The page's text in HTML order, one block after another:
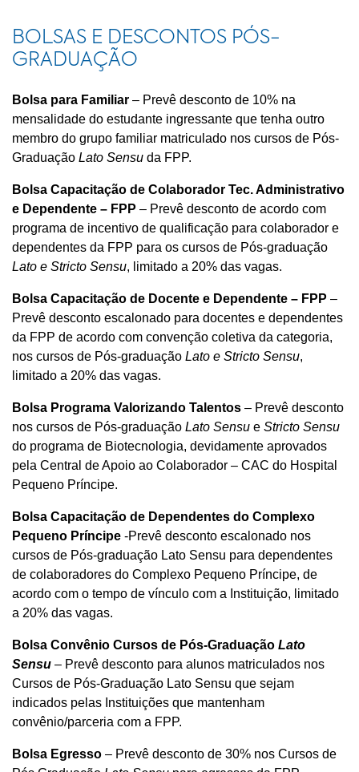
BOLSAS E DESCONTOS PÓS-
GRADUAÇÃO
Bolsa para Familiar – Prevê desconto de 10% na
mensalidade do estudante ingressante que tenha outro
membro do grupo familiar matriculado nos cursos de Pós-
Graduação Lato Sensu da FPP.
Bolsa Capacitação de Colaborador Tec. Administrativo
e Dependente – FPP – Prevê desconto de acordo com
programa de incentivo de qualificação para colaborador e
dependentes da FPP para os cursos de Pós-graduação
Lato e Stricto Sensu, limitado a 20% das vagas.
Bolsa Capacitação de Docente e Dependente – FPP –
Prevê desconto escalonado para docentes e dependentes
da FPP de acordo com convenção coletiva da categoria,
nos cursos de Pós-graduação Lato e Stricto Sensu,
limitado a 20% das vagas.
Bolsa Programa Valorizando Talentos – Prevê desconto
nos cursos de Pós-graduação Lato Sensu e Stricto Sensu
do programa de Biotecnologia, devidamente aprovados
pela Central de Apoio ao Colaborador – CAC do Hospital
Pequeno Príncipe.
Bolsa Capacitação de Dependentes do Complexo
Pequeno Príncipe -Prevê desconto escalonado nos
cursos de Pós-graduação Lato Sensu para dependentes
de colaboradores do Complexo Pequeno Príncipe, de
acordo com o tempo de vínculo com a Instituição, limitado
a 20% das vagas.
Bolsa Convênio Cursos de Pós-Graduação Lato
Sensu – Prevê desconto para alunos matriculados nos
Cursos de Pós-Graduação Lato Sensu que sejam
indicados pelas Instituições que mantenham
convênio/parceria com a FPP.
Bolsa Egresso – Prevê desconto de 30% nos Cursos de